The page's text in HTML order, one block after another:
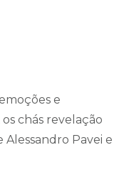
e
chás revelação
Alessandro Pavei e